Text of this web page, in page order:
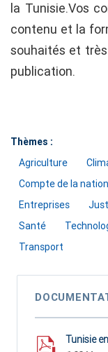
la Tunisie.Vos
contenu et la
souhaités et
publication.
Thèmes :
Agriculture
Compte de la nation
Entreprises
Santé
Transport
Tunisie